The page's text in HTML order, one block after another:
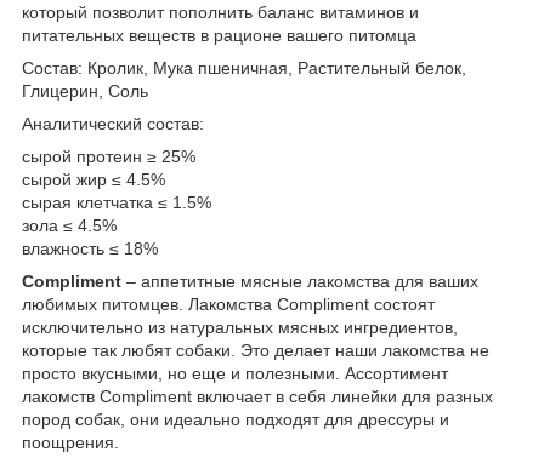
который позволит пополнить баланс витаминов и
питательных веществ в рационе вашего питомца
Состав: Кролик, Мука пшеничная, Растительный белок,
Глицерин, Соль
Аналитический состав:
сырой протеин ≥ 25%
сырой жир ≤ 4.5%
сырая клетчатка ≤ 1.5%
зола ≤ 4.5%
влажность ≤ 18%
Compliment – аппетитные мясные лакомства для ваших
любимых питомцев. Лакомства Compliment состоят
исключительно из натуральных мясных ингредиентов,
которые так любят собаки. Это делает наши лакомства не
просто вкусными, но еще и полезными. Ассортимент
лакомств Compliment включает в себя линейки для разных
пород собак, они идеально подходят для дрессуры и
поощрения.